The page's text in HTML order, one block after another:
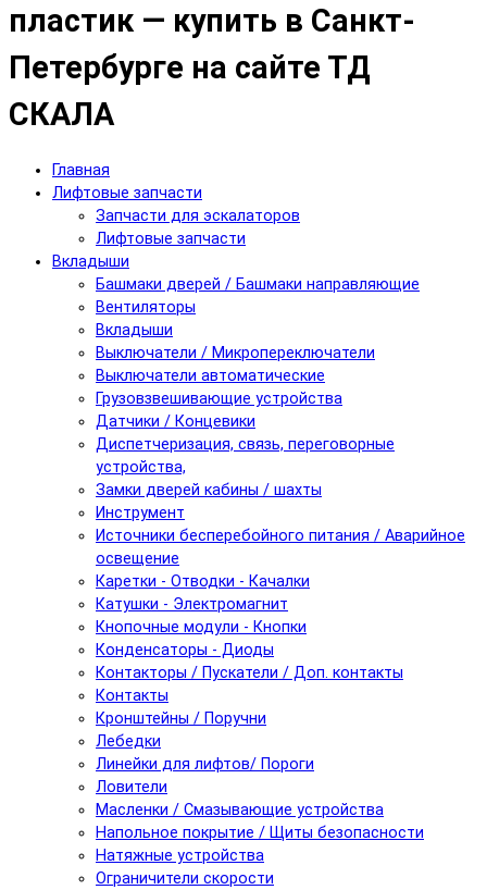
пластик — купить в Санкт-
Петербурге на сайте ТД
СКАЛА
Главная
Лифтовые запчасти
Запчасти для эскалаторов
Лифтовые запчасти
Вкладыши
Башмаки дверей / Башмаки направляющие
Вентиляторы
Вкладыши
Выключатели / Микропереключатели
Выключатели автоматические
Грузовзвешивающие устройства
Датчики / Концевики
Диспетчеризация, связь, переговорные
устройства,
Замки дверей кабины / шахты
Инструмент
Источники бесперебойного питания / Аварийное
освещение
Каретки - Отводки - Качалки
Катушки - Электромагнит
Кнопочные модули - Кнопки
Конденсаторы - Диоды
Контакторы / Пускатели / Доп. контакты
Контакты
Кронштейны / Поручни
Лебедки
Линейки для лифтов/ Пороги
Ловители
Масленки / Смазывающие устройства
Напольное покрытие / Щиты безопасности
Натяжные устройства
Ограничители скорости